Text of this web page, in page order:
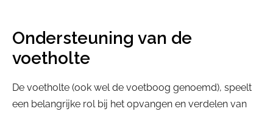
Ondersteuning van de
voetholte
De voetholte (ook wel de voetboog genoemd), speelt
een belangrijke rol bij het opvangen en verdelen van